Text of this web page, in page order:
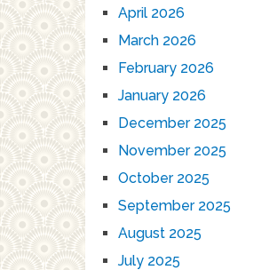
April 2026
March 2026
February 2026
January 2026
December 2025
November 2025
October 2025
September 2025
August 2025
July 2025